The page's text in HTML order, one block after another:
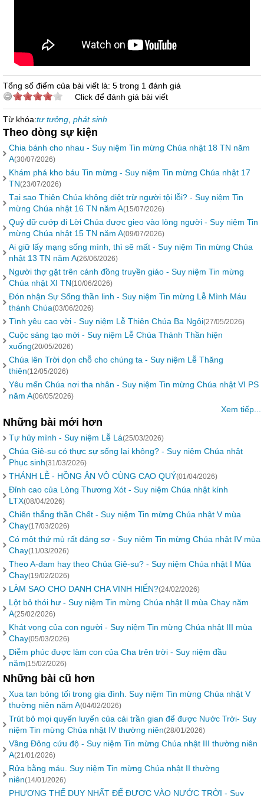
Tổng số điểm của bài viết là: 5 trong 1 đánh giá
Click để đánh giá bài viết
Từ khóa:tư tưởng phát sinh
Theo dòng sự kiện
Chia bánh cho nhau - Suy niệm Tin mừng Chúa nhật 18 TN năm
A(30/07/2026)
Khám phá kho báu Tin mừng - Suy niệm Tin mừng Chúa nhật 17
TN(23/07/2026)
Tại sao Thiên Chúa không diệt trừ người tội lỗi? - Suy niệm Tin
mừng Chúa nhật 16 TN năm A(15/07/2026)
Quỷ dữ cướp đi Lời Chúa được gieo vào lòng người - Suy niệm Tin
mừng Chúa nhật 15 TN năm A(09/07/2026)
Ai giữ lấy mạng sống mình, thì sẽ mất - Suy niệm Tin mừng Chúa
nhật 13 TN năm A(26/06/2026)
Người thợ gặt trên cánh đồng truyền giáo - Suy niệm Tin mừng
Chúa nhật XI TN(10/06/2026)
Đón nhận Sự Sống thần linh - Suy niệm Tin mừng Lễ Mình Máu
thánh Chúa(03/06/2026)
Tình yêu cao vời - Suy niệm Lễ Thiên Chúa Ba Ngôi(27/05/2026)
Cuộc sáng tạo mới - Suy niệm Lễ Chúa Thánh Thần hiện
xuống(20/05/2026)
Chúa lên Trời dọn chỗ cho chúng ta - Suy niệm Lễ Thăng
thiên(12/05/2026)
Yêu mến Chúa nơi tha nhân - Suy niệm Tin mừng Chúa nhật VI PS
năm A(06/05/2026)
Xem tiếp...
Những bài mới hơn
Tự hủy mình - Suy niệm Lễ Lá(25/03/2026)
Chúa Giê-su có thực sự sống lại không? - Suy niệm Chúa nhật
Phục sinh(31/03/2026)
THÁNH LỄ - HỒNG ÂN VÔ CÙNG CAO QUÝ(01/04/2026)
Đỉnh cao của Lòng Thương Xót - Suy niệm Chúa nhật kính
LTX(08/04/2026)
Chiến thắng thần Chết - Suy niệm Tin mừng Chúa nhật V mùa
Chay(17/03/2026)
Có một thứ mù rất đáng sợ - Suy niệm Tin mừng Chúa nhật IV mùa
Chay(11/03/2026)
Theo A-đam hay theo Chúa Giê-su? - Suy niệm Chúa nhật I Mùa
Chay(19/02/2026)
LÀM SAO CHO DANH CHA VINH HIỂN?(24/02/2026)
Lột bỏ thói hư - Suy niệm Tin mừng Chúa nhật II mùa Chay năm
A(25/02/2026)
Khát vọng của con người - Suy niệm Tin mừng Chúa nhật III mùa
Chay(05/03/2026)
Diễm phúc được làm con của Cha trên trời - Suy niệm đầu
năm(15/02/2026)
Những bài cũ hơn
Xua tan bóng tối trong gia đình. Suy niệm Tin mừng Chúa nhật V
thường niên năm A(04/02/2026)
Trút bỏ mọi quyến luyến của cải trần gian để được Nước Trời- Suy
niệm Tin mừng Chúa nhật IV thường niên(28/01/2026)
Vầng Đông cứu độ - Suy niệm Tin mừng Chúa nhật III thường niên
A(21/01/2026)
Rửa bằng máu. Suy niệm Tin mừng Chúa nhật II thường
niên(14/01/2026)
PHƯƠNG THẾ DUY NHẤT ĐỂ ĐƯỢC VÀO NƯỚC TRỜI - Suy